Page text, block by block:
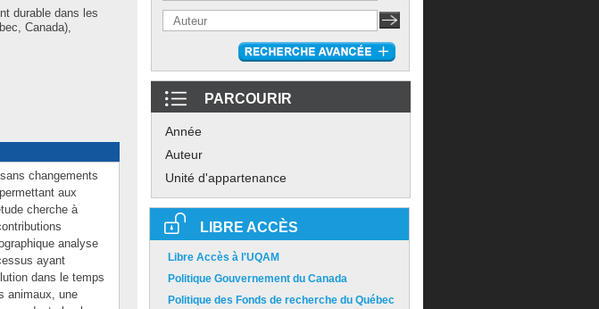
durable dans les
Canada),
changements
aux
cherche à
analyse
ayant
dans le temps
animaux, une
PARCOURIR
Année
Auteur
Unité d'appartenance
LIBRE ACCÈS
Libre Accès à l'UQAM
Politique Gouvernement du Canada
Politique des Fonds de recherche du Québec